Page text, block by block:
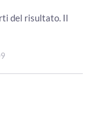
del risultato. Il